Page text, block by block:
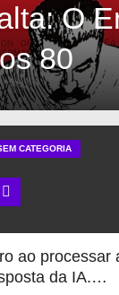
O
80
CATEGORIA
ao processar
da IA.